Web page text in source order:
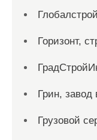
Горизонт,
Грин, завод
Грузовой